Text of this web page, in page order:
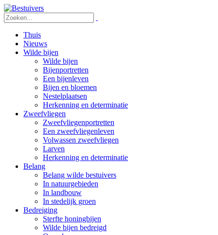
Thuis
Nieuws
Wilde bijen
Wilde bijen
Bijenportretten
Een bijenleven
Bijen en bloemen
Nestelplaatsen
Herkenning en determinatie
Zweefvliegen
Zweefvliegenportretten
Een zweefvliegenleven
Volwassen zweefvliegen
Larven
Herkenning en determinatie
Belang
Belang wilde bestuivers
In natuurgebieden
In landbouw
In stedelijk groen
Bedreiging
Sterfte honingbijen
Wilde bijen bedreigd